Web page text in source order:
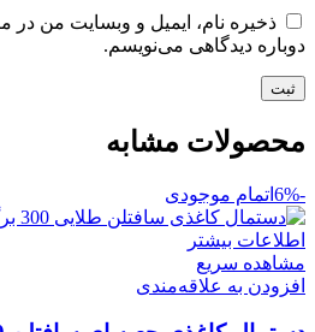
ذخیره نام، ایمیل و وبسایت من در
دوباره دیدگاهی می‌نویسم.
محصولات مشابه
-6% اتمام موجودی
اطلاعات بیشتر
مشاهده سریع
افزودن به علاقه‌مندی